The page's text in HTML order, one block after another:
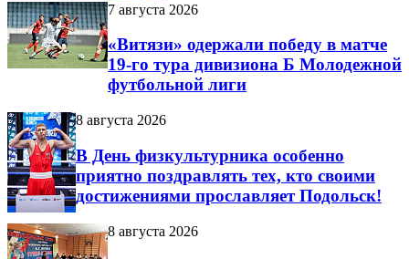
7 августа 2026
«Витязи» одержали победу в матче
19-го тура дивизиона Б Молодежной
футбольной лиги
8 августа 2026
В День физкультурника особенно
приятно поздравлять тех, кто своими
достижениями прославляет Подольск!
8 августа 2026